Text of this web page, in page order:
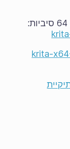
krita-